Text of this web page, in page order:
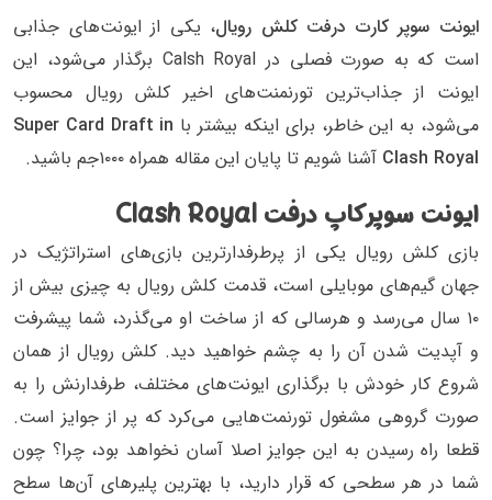
ایونت سوپر کارت درفت کلش رویال، یکی از ایونت‌های جذابی
است که به صورت فصلی در Calsh Royal برگذار می‌شود، این
ایونت از جذاب‌ترین تورنمنت‌های اخیر کلش رویال محسوب
می‌شود، به این خاطر، برای اینکه بیشتر با Super Card Draft in
Clash Royal آشنا شویم تا پایان این مقاله همراه ۱۰۰۰جم باشید.
ایونت سوپر کاپ درفت Clash Royal
بازی کلش رویال یکی از پرطرفدارترین بازی‌های استراتژیک در
جهان گیم‌های موبایلی است، قدمت کلش رویال به چیزی بیش از
۱۰ سال می‌رسد و هرسالی که از ساخت او می‌گذرد، شما پیشرفت
و آپدیت شدن آن را به چشم خواهید دید. کلش رویال از همان
شروع کار خودش با برگذاری ایونت‌های مختلف، طرفدارنش را به
صورت گروهی مشغول تورنمت‌هایی می‌کرد که پر از جوایز است.
قطعا راه رسیدن به این جوایز اصلا آسان نخواهد بود، چرا؟ چون
شما در هر سطحی که قرار دارید، با بهترین پلیر‌های آن‌ها سطح